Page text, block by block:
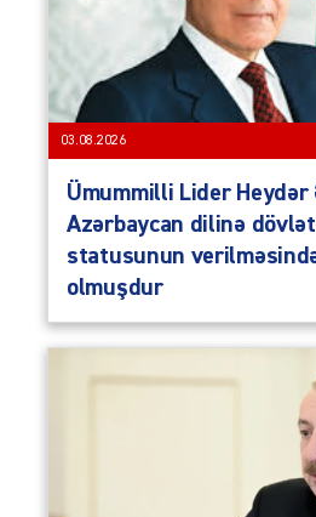
03.08.2026
Ümummilli Lider
Azərbaycan dilinə
statusunun
olmuşdur